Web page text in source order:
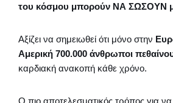
του κόσμου μπορούν ΝΑ ΣΩΣΟΥΝ
Αξίζει να σημειωθεί ότι μόνο στην
Αμερική 700.000 άνθρωποι
καρδιακή ανακοπή κάθε χρόνο.
Ο πιο αποτελεσματικός τρόπος για